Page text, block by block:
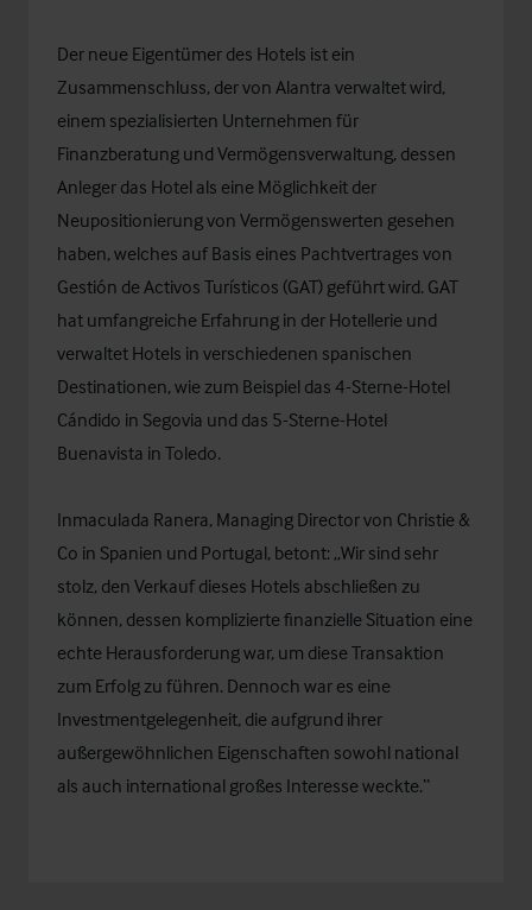
Der neue Eigentümer des Hotels ist ein
Zusammenschluss, der von Alantra verwaltet wird,
einem spezialisierten Unternehmen für
Finanzberatung und Vermögensverwaltung, dessen
Anleger das Hotel als eine Möglichkeit der
Neupositionierung von Vermögenswerten gesehen
haben, welches auf Basis eines Pachtvertrages von
Gestión de Activos Turísticos (GAT) geführt wird. GAT
hat umfangreiche Erfahrung in der Hotellerie und
verwaltet Hotels in verschiedenen spanischen
Destinationen, wie zum Beispiel das 4-Sterne-Hotel
Cándido in Segovia und das 5-Sterne-Hotel
Buenavista in Toledo.
Inmaculada Ranera, Managing Director von Christie &
Co in Spanien und Portugal, betont: „Wir sind sehr
stolz, den Verkauf dieses Hotels abschließen zu
können, dessen komplizierte finanzielle Situation eine
echte Herausforderung war, um diese Transaktion
zum Erfolg zu führen. Dennoch war es eine
Investmentgelegenheit, die aufgrund ihrer
außergewöhnlichen Eigenschaften sowohl national
als auch international großes Interesse weckte.“